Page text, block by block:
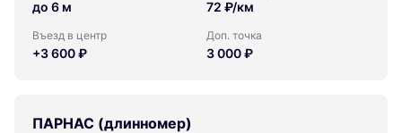
до 6 м 72 ₽/км
Въезд в центр
+3 600 ₽
Доп. точка
3 000 ₽
ПАРНАС (длинномер)